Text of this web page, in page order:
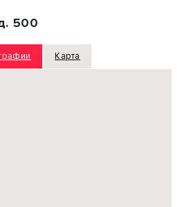
500
Карта